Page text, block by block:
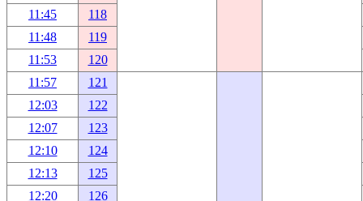
11:45
118
11:48
119
11:53
120
11:57
121
12:03
122
12:07
123
12:10
124
12:13
125
12:20
126